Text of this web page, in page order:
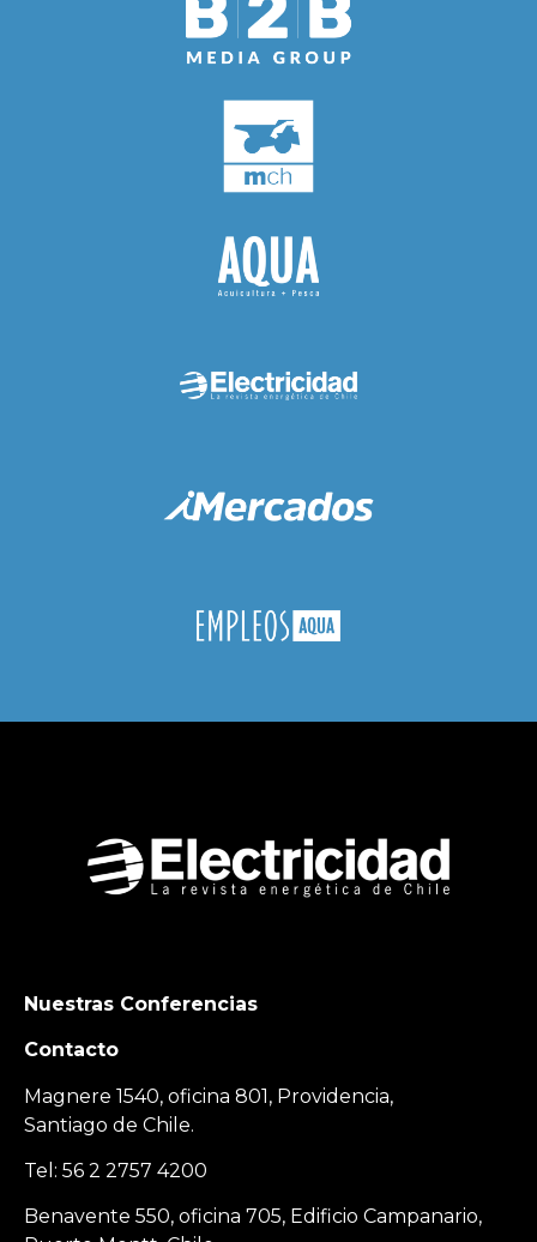
Nuestras Conferencias
Contacto
Magnere 1540, oficina 801, Providencia,
Santiago de Chile.
Tel: 56 2 2757 4200
Benavente 550, oficina 705, Edificio Campanario,